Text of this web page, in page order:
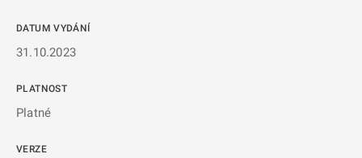
DATUM VYDÁNÍ
31.10.2023
PLATNOST
Platné
VERZE